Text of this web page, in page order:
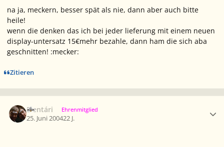
na ja, meckern, besser spät als nie, dann aber auch bitte
heile!
wenn die denken das ich bei jeder lieferung mit einem neuen
display-untersatz 15€mehr bezahle, dann ham die sich aba
geschnitten! :mecker:
Zitieren
Elentári Ehrenmitglied
25. Juni 200422 J.